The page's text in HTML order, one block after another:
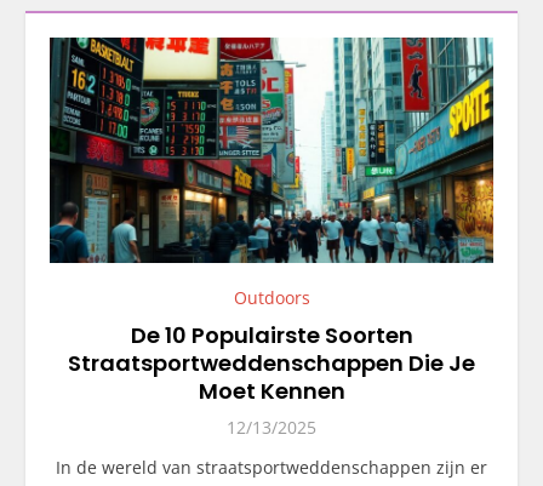
Outdoors
De 10 Populairste Soorten
Straatsportweddenschappen Die Je
Moet Kennen
12/13/2025
In de wereld van straatsportweddenschappen zijn er